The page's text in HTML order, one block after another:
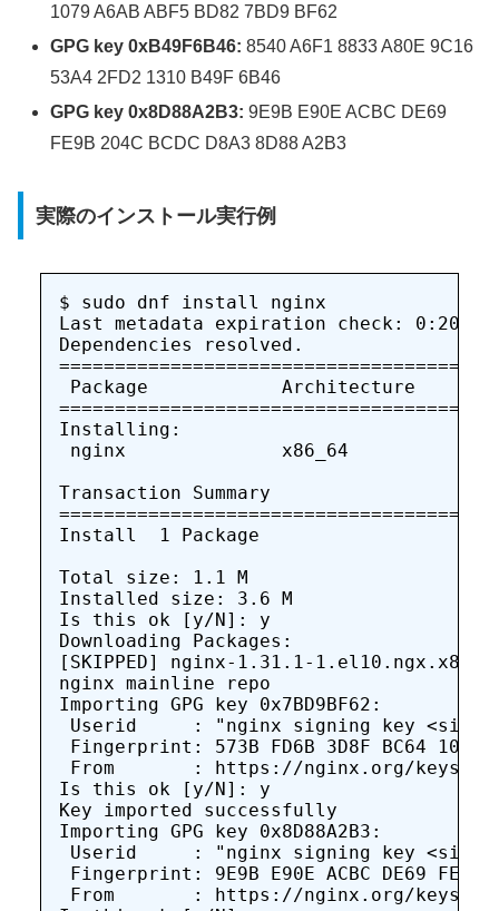
1079 A6AB ABF5 BD82 7BD9 BF62
GPG key 0xB49F6B46: 8540 A6F1 8833 A80E 9C16
53A4 2FD2 1310 B49F 6B46
GPG key 0x8D88A2B3: 9E9B E90E ACBC DE69
FE9B 204C BCDC D8A3 8D88 A2B3
実際のインストール実行例
$ sudo dnf install nginx
Last metadata expiration check: 0:20:49
Dependencies resolved.
Package            Architecture
Installing:
nginx              x86_64
Transaction Summary
Install  1 Package
Total size: 1.1 M
Installed size: 3.6 M
Is this ok [y/N]: y
Downloading Packages:
[SKIPPED] nginx-
nginx mainline repo
Importing GPG key 0x7BD9BF62:
Userid     : "nginx signing key
Fingerprint: 573B FD6B 3D8F BC64 1079
From       : https://nginx.org/keys/
Is this ok [y/N]: y
Key imported successfully
Importing GPG key 0x8D88A2B3:
Userid     : "nginx signing key
Fingerprint: 9E9B E90E ACBC DE69 FE9B
From       : https://nginx.org/keys/